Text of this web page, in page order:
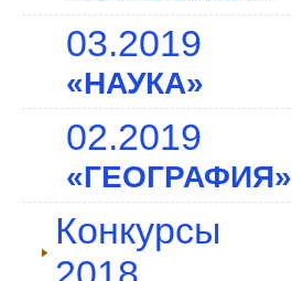
03.2019
«НАУКА»
02.2019
«ГЕОГРАФИЯ»
Конкурсы